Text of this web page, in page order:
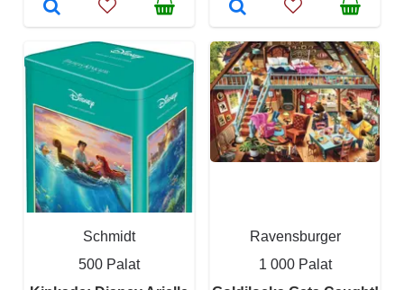
Schmidt
500 Palat
Ravensburger
1 000 Palat